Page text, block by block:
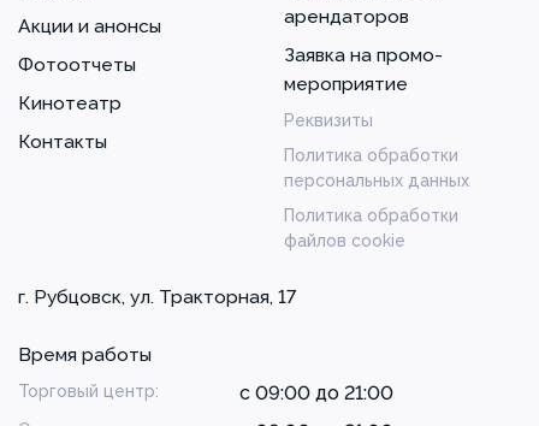
Акции и анонсы
Фотоотчеты
Кинотеатр
Контакты
арендаторов
Заявка на промо-
мероприятие
Реквизиты
Политика обработки
персональных данных
Политика обработки
файлов cookie
г. Рубцовск, ул. Тракторная, 17
Время работы
Торговый центр: с 09:00 до 21:00